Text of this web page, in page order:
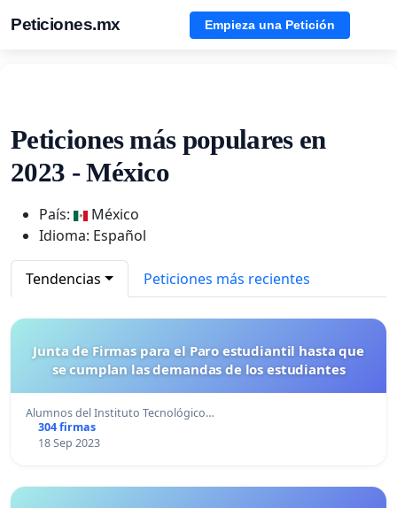
Peticiones.mx Empieza una Petición
Peticiones más populares en
2023 - México
País:
México
Idioma: Español
Tendencias Peticiones más recientes
Junta de Firmas para el Paro estudiantil hasta que
se cumplan las demandas de los estudiantes
Alumnos del Instituto Tecnológico…
304 firmas
18 Sep 2023